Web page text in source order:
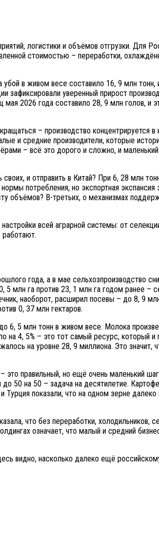
логистики и объёмов отгрузки. Для
стоимостью – переработки,
в живом весе составило 16, 9 млн тонн,
уверенный прирост
2026 года составило 28, 9 млн голов, и
– производство концентрируется в
и средние производители, которые
– всё это дорого и сложно, и
и отправить в Китай? При 6, 28 млн
потребления, но экспортная экспансия
объёмов? В-третьих, о механизмах
всей аграрной системы: от
работают.
года, а в мае сельхозпроизводство
5 млн га против 23, 1 млн га годом ранее –
наоборот, расширил посевы – до 8, 9
0, 37 млн гектаров.
6, 5 млн тонн в живом весе. Молока
на 4, 5% – это тот самый ресурс, который
на уровне 28, 9 миллиона. Это значит,
это правильный, но ещё очень маленький
50 на 50 – задача на десятилетие.
Турция показали, что на одном зерне
что без переработки, холодильников,
означает, что малый и средний
видно, насколько далеко ещё